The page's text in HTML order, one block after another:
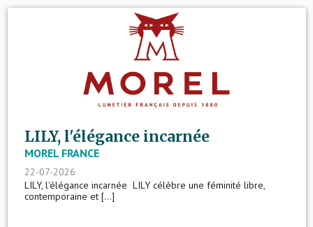
LILY, l'élégance incarnée
MOREL FRANCE
22-07-2026
LILY, l'élégance incarnée LILY célèbre une féminité libre,
contemporaine et [...]